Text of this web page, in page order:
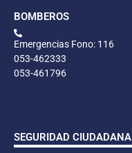
BOMBEROS
Emergencias Fono: 116
053-462333
053-461796
SEGURIDAD CIUDADANA